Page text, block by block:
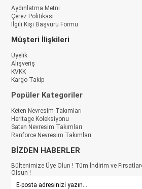
Aydınlatma Metni
Çerez Politikası
İlgili Kişi Başvuru Formu
Müşteri İlişkileri
Üyelik
Alışveriş
KVKK
Kargo Takip
Popüler Kategoriler
Keten Nevresim Takımları
Heritage Koleksiyonu
Saten Nevresim Takımları
Ranforce Nevresim Takımları
BİZDEN HABERLER
Bültenimize Üye Olun ! Tüm İndirim ve
Olsun !